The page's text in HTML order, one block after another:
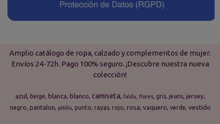
Amplio catálogo de ropa, calzado y complementos de mujer.
Envíos 24-72h. Pago 100% seguro. ¡Descubre nuestra nueva
colección!
azul beige blanca blanco camiseta falda flores gris jeans jersey
negro pantalon pitillo punto rayas rojo rosa vaquero verde vestido